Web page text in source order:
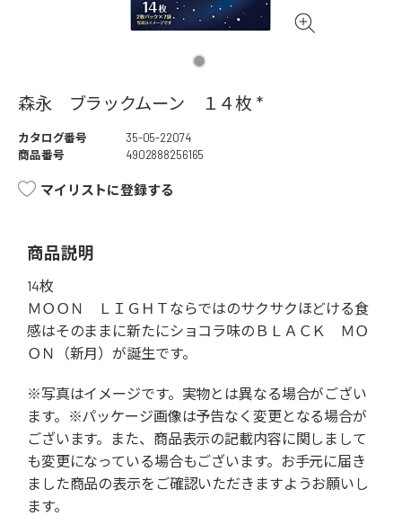
森永 ブラックムーン １４枚 *
カタログ番号
35-05-22074
商品番号
4902888256165
マイリストに登録する
商品説明
14枚
ＭＯＯＮ ＬＩＧＨＴならではのサクサクほどける食
感はそのままに新たにショコラ味のＢＬＡＣＫ ＭＯ
ＯＮ（新月）が誕生です。
※写真はイメージです。実物とは異なる場合がござい
ます。※パッケージ画像は予告なく変更となる場合が
ございます。また、商品表示の記載内容に関しまして
も変更になっている場合もございます。お手元に届き
ました商品の表示をご確認いただきますようお願いし
ます。